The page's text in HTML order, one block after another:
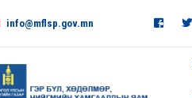
info@mflsp.gov.mn